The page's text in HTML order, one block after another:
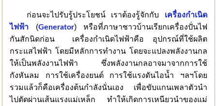
ก่อนจะไปรับรู้ประโยชน์ เราต้องรู้จักกับ
เครื่องกำเนิด
ไฟฟ้า (Generator) หรือที่ภาษาชาวบ้านเรียกเครื่องปั่นไฟ
กันสักนิดก่อน เครื่องกำเนิดไฟฟ้าคือ อุปกรณ์ที่ใช้ผลิต
กระแสไฟฟ้า โดยมีหลักการทำงาน โดยจะแปลงพลังงานกล
ให้เป็นพลังงานไฟฟ้า ซึ่งพลังงานกลอาจมาจากการใช้
กังหันลม การใช้เครื่องยนต์ การใช้แรงดันไอน้ำ ฯลฯโดย
รวมแล้วก็คือเครื่องต้นกำลังนั่นเอง เพื่อขับแกนเพลาตัวนำ
ไปตัดผ่านเส้นแรงแม่เหล็ก ทำให้เกิดการเหนียวนำของแม่